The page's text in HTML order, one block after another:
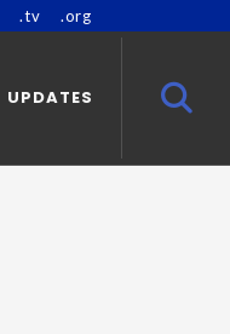
.tv .org
UPDATES